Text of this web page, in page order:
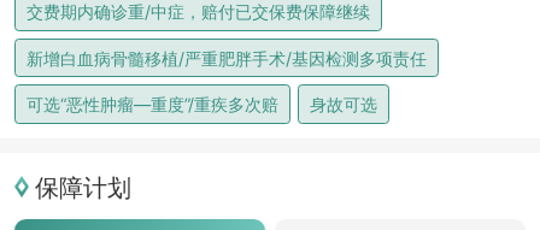
交费期内确诊重/中症，赔付已交保费保障继续
新增白血病骨髓移植/严重肥胖手术/基因检测多项责任
可选“恶性肿瘤—重度”/重疾多次赔 身故可选
保障计划